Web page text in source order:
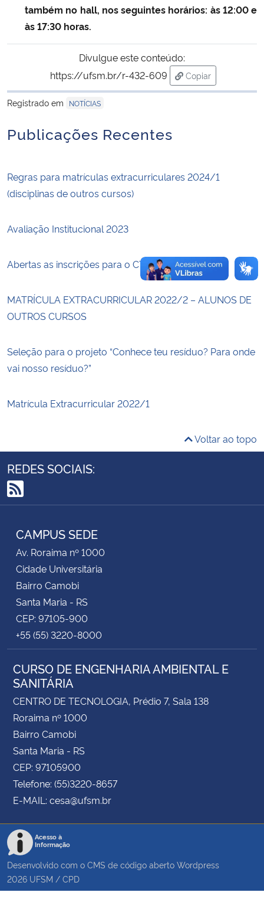
Controladoria-Geral da União
Secretaria de Governo
Banco Central do Brasil
Planalto
também no hall, nos seguintes horários: às 12:00 e
às 17:30 horas.
Divulgue este conteúdo:
https://ufsm.br/r-432-609
Copiar
para área de
Registrado em
NOTÍCIAS
Publicações Recentes
Regras para matrículas extracurriculares 2024/1
(disciplinas de outros cursos)
Avaliação Institucional 2023
Abertas as inscrições para o CTec TALKS!
MATRÍCULA EXTRACURRICULAR 2022/2 – ALUNOS DE
OUTROS CURSOS
Seleção para o projeto “Conhece teu resíduo? Para onde
vai nosso resíduo?”
Matrícula Extracurricular 2022/1
Voltar ao topo
REDES SOCIAIS:
RSS
CAMPUS SEDE
Av. Roraima nº 1000
Cidade Universitária
Bairro Camobi
Santa Maria - RS
CEP: 97105-900
+55 (55) 3220-8000
CURSO DE ENGENHARIA AMBIENTAL E
SANITÁRIA
CENTRO DE TECNOLOGIA, Prédio 7, Sala 138
Roraima nº 1000
Bairro Camobi
Santa Maria - RS
CEP: 97105900
Telefone: (55)3220-8657
E-MAIL: cesa@ufsm.br
Acesso à
Informação
Desenvolvido com o CMS de código aberto Wordpress
2026 UFSM / CPD